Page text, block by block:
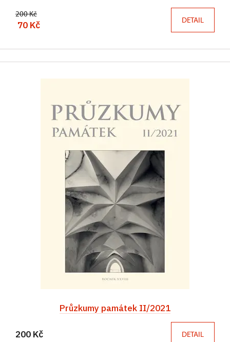
200 Kč
70 Kč DETAIL
Průzkumy památek II/2021
200 Kč DETAIL